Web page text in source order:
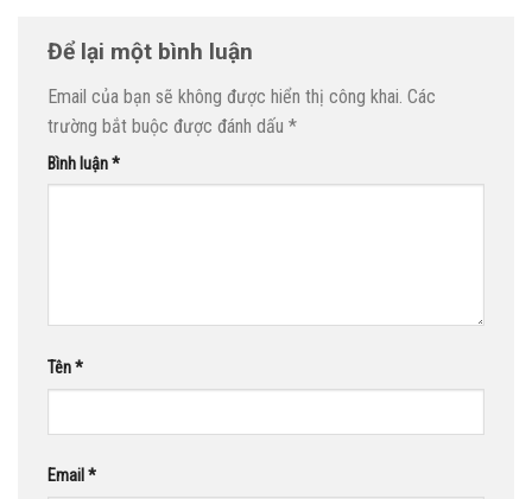
Để lại một bình luận
Email của bạn sẽ không được hiển thị công khai. Các
trường bắt buộc được đánh dấu *
Bình luận*
Tên*
Email *